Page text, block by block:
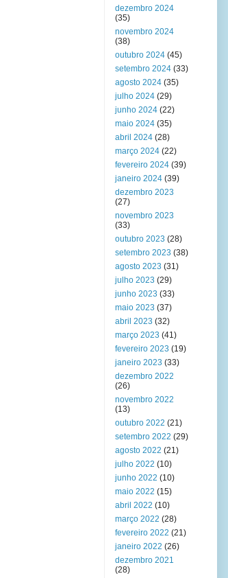
dezembro 2024
(35)
novembro 2024
(38)
outubro 2024 (45)
setembro 2024 (33)
agosto 2024 (35)
julho 2024 (29)
junho 2024 (22)
maio 2024 (35)
abril 2024 (28)
março 2024 (22)
fevereiro 2024 (39)
janeiro 2024 (39)
dezembro 2023
(27)
novembro 2023
(33)
outubro 2023 (28)
setembro 2023 (38)
agosto 2023 (31)
julho 2023 (29)
junho 2023 (33)
maio 2023 (37)
abril 2023 (32)
março 2023 (41)
fevereiro 2023 (19)
janeiro 2023 (33)
dezembro 2022
(26)
novembro 2022
(13)
outubro 2022 (21)
setembro 2022 (29)
agosto 2022 (21)
julho 2022 (10)
junho 2022 (10)
maio 2022 (15)
abril 2022 (10)
março 2022 (28)
fevereiro 2022 (21)
janeiro 2022 (26)
dezembro 2021
(28)